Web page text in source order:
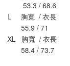
53.3 / 68.6
L 胸寬 / 衣長
55.9 / 71
XL 胸寬 / 衣長
58.4 / 73.7